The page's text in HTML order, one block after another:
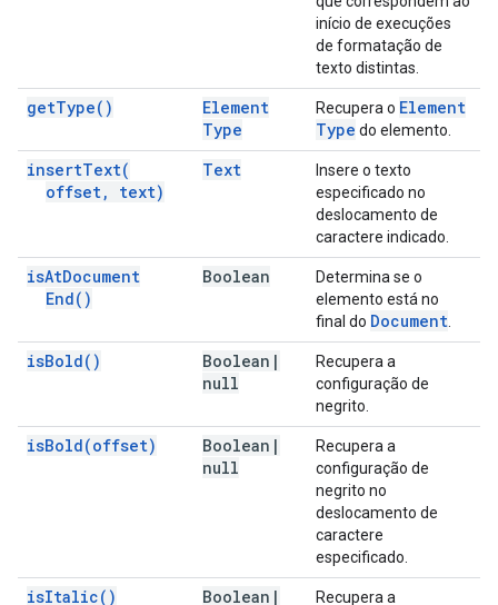
início de execuções
de formatação de
texto distintas.
getType( )
Element
Type
Recupera o Element
Type do elemento.
insertText(
offset, text)
Text
Insere o texto
especificado no
deslocamento de
caractere indicado.
isAtDocument
End( )
Boolean
Determina se o
elemento está no
final do Document
isBold( ) Boolean |
null
Recupera a
configuração de
negrito.
isBold(offset) Boolean |
null
Recupera a
configuração de
negrito no
deslocamento de
caractere
especificado.
isItalic( ) Boolean |
Recupera a